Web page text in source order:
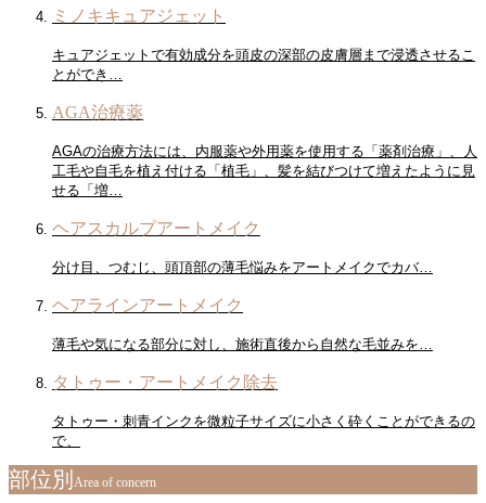
ミノキキュアジェット
キュアジェットで有効成分を頭皮の深部の皮膚層まで浸透させるこ
とができ…
AGA治療薬
AGAの治療方法には、内服薬や外用薬を使用する「薬剤治療」、人
工毛や自毛を植え付ける「植毛」、髪を結びつけて増えたように見
せる「増…
ヘアスカルプアートメイク
分け目、つむじ、頭頂部の薄毛悩みをアートメイクでカバ…
ヘアラインアートメイク
薄毛や気になる部分に対し、施術直後から自然な毛並みを…
タトゥー・アートメイク除去
タトゥー・刺青インクを微粒子サイズに小さく砕くことができるの
で、
部位別 Area of ​​concern